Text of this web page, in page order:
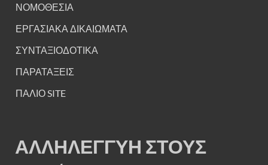
ΝΟΜΟΘΕΣΙΑ
ΕΡΓΑΣΙΑΚΑ ΔΙΚΑΙΩΜΑΤΑ
ΣΥΝΤΑΞΙΟΔΟΤΙΚΑ
ΠΑΡΑΤΑΞΕΙΣ
ΠΑΛΙΟ SITE
ΑΛΛΗΛΕΓΓΥΗ ΣΤΟΥΣ